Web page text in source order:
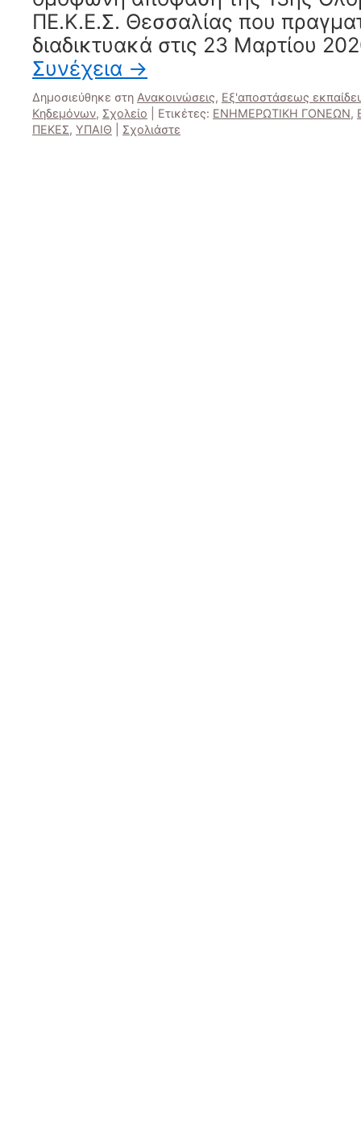
ΠΕ.Κ.Ε.Σ. Θεσσαλίας που
διαδικτυακά στις 23 Μαρτίου
Συνέχεια →
Δημοσιεύθηκε στη Ανακοινώσεις, Εξ'αποστάσεως
Κηδεμόνων, Σχολείο Ετικέτες: ΕΝΗΜΕΡΩΤΙΚΗ ΓΟΝΕΩΝ,
ΠΕΚΕΣ, ΥΠΑΙΘ Σχολιάστε